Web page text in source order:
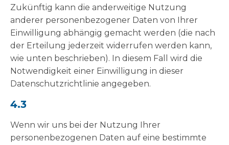
Zukünftig kann die anderweitige Nutzung
anderer personenbezogener Daten von Ihrer
Einwilligung abhängig gemacht werden (die nach
der Erteilung jederzeit widerrufen werden kann,
wie unten beschrieben). In diesem Fall wird die
Notwendigkeit einer Einwilligung in dieser
Datenschutzrichtlinie angegeben.
4.3
Wenn wir uns bei der Nutzung Ihrer
personenbezogenen Daten auf eine bestimmte